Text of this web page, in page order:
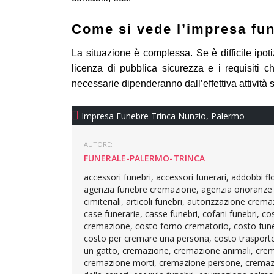
Come si vede l’impresa
La situazione è complessa. Se è difficile
licenza di pubblica sicurezza e i requisiti
necessarie dipenderanno dall’effettiva attività
Impresa Funebre Trinca Nunzio, Palermo
AUTORE:
FUNERALE-PALERMO-TRINCA
accessori funebri, accessori funerari, addobbi
agenzia funebre cremazione, agenzia
cimiteriali, articoli funebri, autorizzazione
case funerarie, casse funebri, cofani funebri,
cremazione, costo forno crematorio, costo
costo per cremare una persona, costo
un gatto, cremazione, cremazione animali,
cremazione morti, cremazione persone,